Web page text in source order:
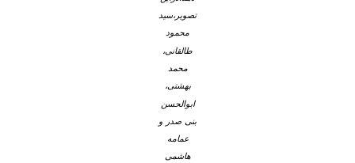
تصویر،سید
محمود
طالقانی،
محمد
بهشتی،
ابوالحسن
بنی صدر و
عمامه
هاشمی